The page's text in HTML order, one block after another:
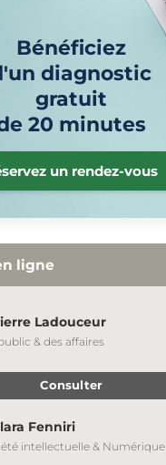
Bénéficiez
diagnostic
gratuit
20 minutes
un rendez-vous
ligne
Ladouceur
& des affaires
Consulter
Fenniri
intellectuelle & Numérique